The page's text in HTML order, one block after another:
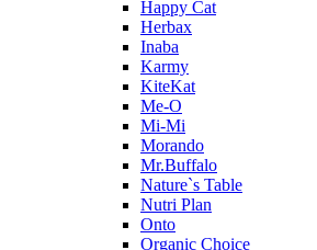
Happy Cat
Herbax
Inaba
Karmy
KiteKat
Me-O
Mi-Мi
Morando
Mr.Buffalo
Nature`s Table
Nutri Plan
Onto
Organic Сhoice